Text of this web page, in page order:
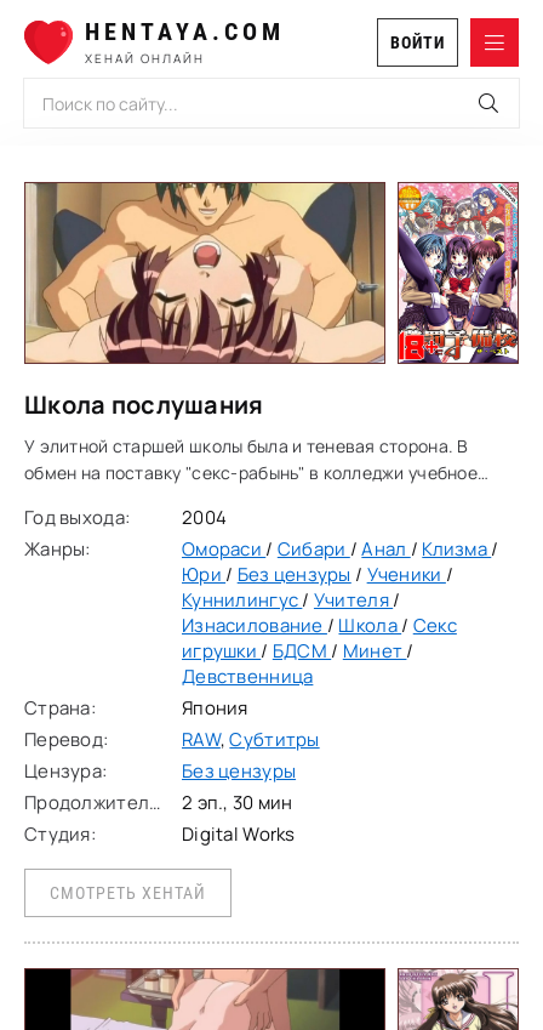
HENTAYA.COM
ХЕНАЙ ОНЛАЙН
ВОЙТИ
Школа послушания
У элитной старшей школы была и теневая сторона. В
обмен на поставку "секс-рабынь" в колледжи учебное
Дрессировкой занимались специальные
Год выхода:
2004
Жанры:
Омораси / Сибари /Анал / Клизма/
Юри / Без цензуры / Ученики /
Куннилингус/ Учителя/
Изнасилование / Школа/ Секс
игрушки / БДСМ / Минет/
Девственница
Страна:
Япония
Перевод:
RAW,Субтитры
Цензура:
Без цензуры
Продолжительность:
2 эп., 30 мин
Студия:
Digital Works
СМОТРЕТЬ ХЕНТАЙ